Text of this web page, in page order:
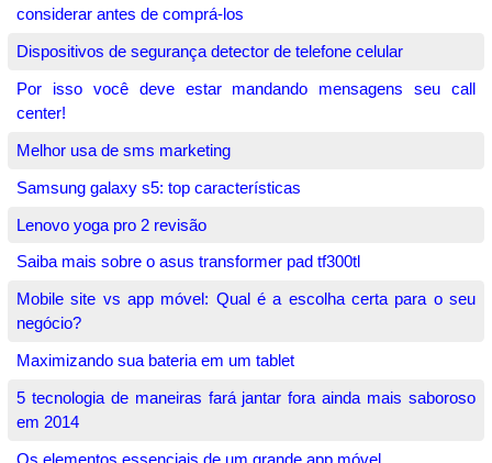
considerar antes de comprá-los
Dispositivos de segurança detector de telefone celular
Por isso você deve estar mandando mensagens seu call
center!
Melhor usa de sms marketing
Samsung galaxy s5: top características
Lenovo yoga pro 2 revisão
Saiba mais sobre o asus transformer pad tf300tl
Mobile site vs app móvel: Qual é a escolha certa para o seu
negócio?
Maximizando sua bateria em um tablet
5 tecnologia de maneiras fará jantar fora ainda mais saboroso
em 2014